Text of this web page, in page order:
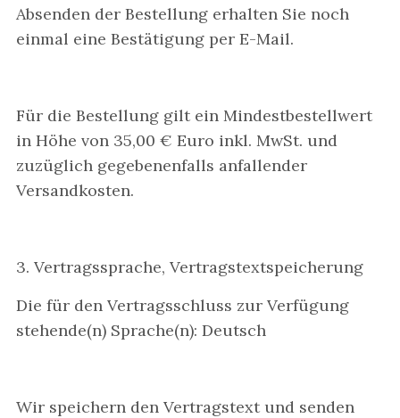
Absenden der Bestellung erhalten Sie noch
einmal eine Bestätigung per E-Mail.
Für die Bestellung gilt ein Mindestbestellwert
in Höhe von 35,00 € Euro inkl. MwSt. und
zuzüglich gegebenenfalls anfallender
Versandkosten.
3. Vertragssprache, Vertragstextspeicherung
Die für den Vertragsschluss zur Verfügung
stehende(n) Sprache(n): Deutsch
Wir speichern den Vertragstext und senden